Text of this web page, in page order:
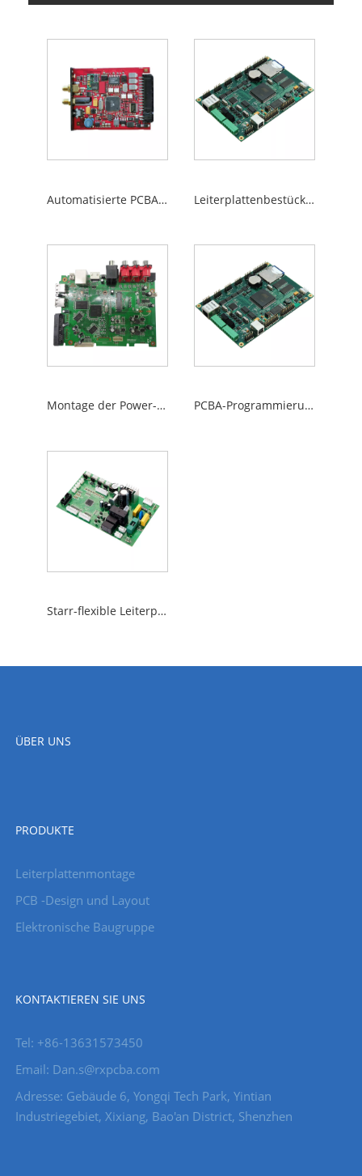
Automatisierte PCBA-Platinenmontage Leiterplattenbestückung für die Automobilindustrie
Montage der Power-PCBA-Platine PCBA-Programmierung
Starr-flexible Leiterplatte
ÜBER UNS
PRODUKTE
Leiterplattenmontage
PCB -Design und Layout
Elektronische Baugruppe
KONTAKTIEREN SIE UNS
Tel: +86-13631573450
Email: Dan.s@rxpcba.com
Adresse: Gebäude 6, Yongqi Tech Park, Yintian
Industriegebiet, Xixiang, Bao'an District, Shenzhen